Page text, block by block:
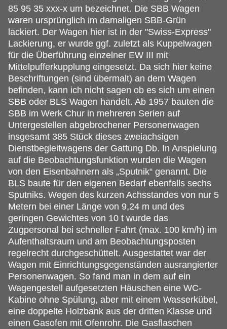
85 95 35 xxx-x um bezeichnet. Die SBB Wagen
waren ursprünglich im damaligen SBB-Grün
lackiert. Der Wagen hier ist in der "Swiss-Express"
Lackierung, er wurde ggf. zuletzt als Kuppelwagen
für die Überführung einzelner EW III mit
Mittelpufferkupplung eingesetzt. Da sich hier keine
Beschriftungen (sind übermalt) an dem Wagen
befinden, kann ich nicht sagen ob es sich um einen
SBB oder BLS Wagen handelt. Ab 1957 bauten die
SBB im Werk Chur in mehreren Serien auf
Untergestellen abgebrochener Personenwagen
insgesamt 385 Stück dieses zweiachsigen
Dienstbegleitwagens der Gattung Db. In Anspielung
auf die Beobachtungsfunktion wurden die Wagen
von den Eisenbahnern als „Sputnik“ genannt. Die
BLS baute für den eigenen Bedarf ebenfalls sechs
Sputniks. Wegen des kurzen Achsstandes von nur 5
Metern bei einer Länge von 9,24 m und des
geringen Gewichtes von 10 t wurde das
Zugpersonal bei schneller Fahrt (max. 100 km/h) im
Aufenthaltsraum und am Beobachtungsposten
regelrecht durchgeschüttelt. Ausgestattet war der
Wagen mit Einrichtungsgegenständen ausrangierter
Personenwagen. So fand man in dem auf ein
Wagengestell aufgesetzten Häuschen eine WC-
Kabine ohne Spülung, aber mit einem Wasserkübel,
eine doppelte Holzbank aus der dritten Klasse und
einen Gasofen mit Ofenrohr. Die Gasflaschen